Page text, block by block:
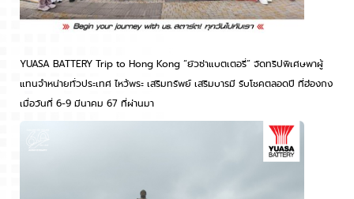
YUASA BATTERY Trip to Hong Kong “ยัวซ่าแบตเตอรี่” จัดทริปพิเศษพาผู้
แทนจำหน่ายทั่วประเทศ ไหว้พระ เสริมทรัพย์ เสริมบารมี รับโชคตลอดปี ที่ฮ่องกง
เมื่อวันที่ 6-9 มีนาคม 67 ที่ผ่านมา